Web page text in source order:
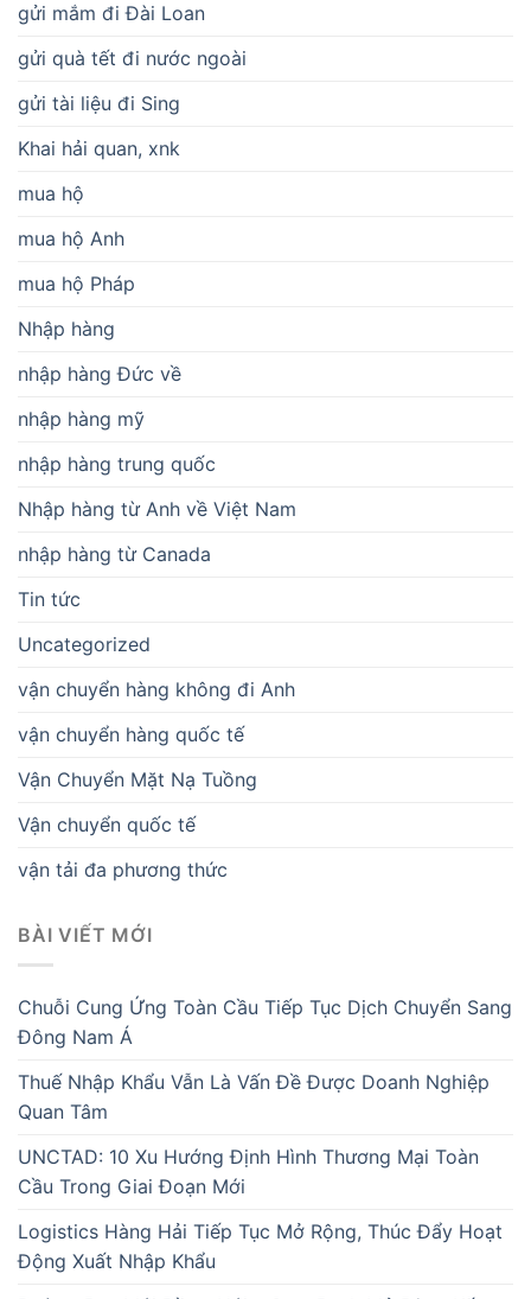
gửi mắm đi Đài Loan
gửi quà tết đi nước ngoài
gửi tài liệu đi Sing
Khai hải quan, xnk
mua hộ
mua hộ Anh
mua hộ Pháp
Nhập hàng
nhập hàng Đức về
nhập hàng mỹ
nhập hàng trung quốc
Nhập hàng từ Anh về Việt Nam
nhập hàng từ Canada
Tin tức
Uncategorized
vận chuyển hàng không đi Anh
vận chuyển hàng quốc tế
Vận Chuyển Mặt Nạ Tuồng
Vận chuyển quốc tế
vận tải đa phương thức
BÀI VIẾT MỚI
Chuỗi Cung Ứng Toàn Cầu Tiếp Tục Dịch Chuyển Sang
Đông Nam Á
Thuế Nhập Khẩu Vẫn Là Vấn Đề Được Doanh Nghiệp
Quan Tâm
UNCTAD: 10 Xu Hướng Định Hình Thương Mại Toàn
Cầu Trong Giai Đoạn Mới
Logistics Hàng Hải Tiếp Tục Mở Rộng, Thúc Đẩy Hoạt
Động Xuất Nhập Khẩu